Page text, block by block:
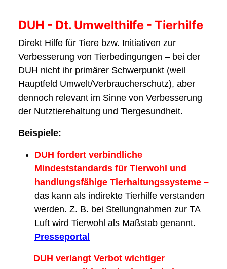
DUH - Dt. Umwelthilfe - Tierhilfe
Direkt Hilfe für Tiere bzw. Initiativen zur
Verbesserung von Tierbedingungen – bei der
DUH nicht ihr primärer Schwerpunkt (weil
Hauptfeld Umwelt/Verbraucherschutz), aber
dennoch relevant im Sinne von Verbesserung
der Nutztierehaltung und Tiergesundheit.
Beispiele:
DUH fordert verbindliche
Mindeststandards für Tierwohl und
handlungsfähige Tierhaltungssysteme –
das kann als indirekte Tierhilfe verstanden
werden. Z. B. bei Stellungnahmen zur TA
Luft wird Tierwohl als Maßstab genannt.
Presseportal
DUH verlangt Verbot wichtiger